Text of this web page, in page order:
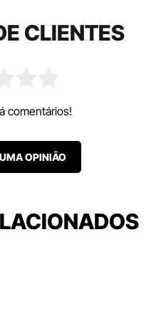
CLIENTES
comentários!
OPINIÃO